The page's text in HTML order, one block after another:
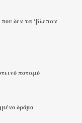
δεν τα ‘βλεπαν
ποταμό
δρόμο